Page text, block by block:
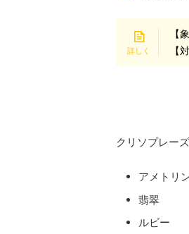
【
【
クリソプレー
アメトリ
翡翠
ルビー